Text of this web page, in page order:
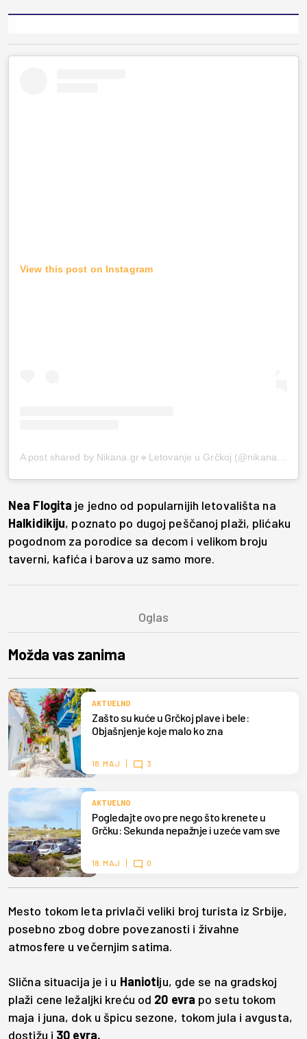
View this post on Instagram
Nea Flogita je jedno od popularnijih letovališta na
Halkidikiju, poznato po dugoj peščanoj plaži, plićaku
pogodnom za porodice sa decom i velikom broju
taverni, kafića i barova uz samo more.
Možda vas zanima
AKTUELNO
Zašto su kuće u Grčkoj plave i bele:
Objašnjenje koje malo ko zna
18. MAJ 3
AKTUELNO
Pogledajte ovo pre nego što krenete u
Grčku: Sekunda nepažnje i uzeće vam sve
18. MAJ 0
Mesto tokom leta privlači veliki broj turista iz Srbije,
posebno zbog dobre povezanosti i živahne
atmosfere u večernjim satima.
Slična situacija je i u Haniotiju, gde se na gradskoj
plaži cene ležaljki kreću od 20 evra po setu tokom
maja i juna, dok u špicu sezone, tokom jula i avgusta,
dostižu i 30 evra.